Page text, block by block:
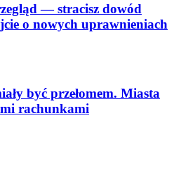
— stracisz dowód
o nowych uprawnieniach
być przełomem. Miasta
rachunkami